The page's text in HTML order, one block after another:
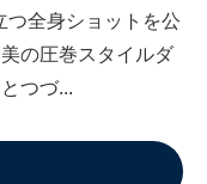
つ全身ショットを公
の圧巻スタイルダ
つづ...